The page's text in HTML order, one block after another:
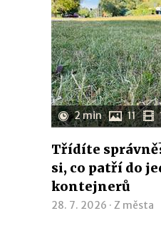
2 min 11
Třídíte
si, co patří do
kontejnerů
28. 7. 2026 · Z města